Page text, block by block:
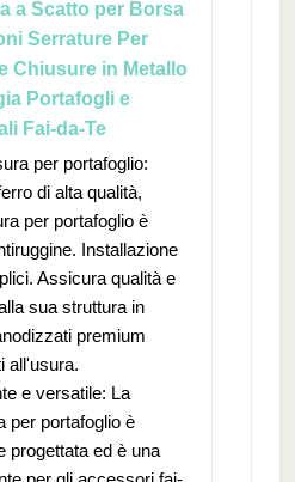
a Scatto per Borsa
Serrature Per
Chiusure in Metallo
Portafogli e
Fai-da-Te
per portafoglio:
di alta qualità,
per portafoglio è
Installazione
Assicura qualità e
sua struttura in
premium
all'usura.
e versatile: La
per portafoglio è
progettata ed è una